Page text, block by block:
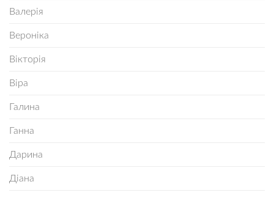
Валерія
Вероніка
Вікторія
Віра
Галина
Ганна
Дарина
Діана